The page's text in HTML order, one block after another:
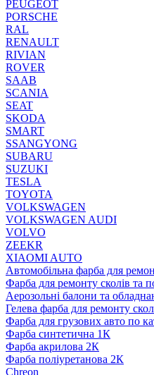
PEUGEOT
PORSCHE
RAL
RENAULT
RIVIAN
ROVER
SAAB
SCANIA
SEAT
SKODA
SMART
SSANGYONG
SUBARU
SUZUKI
TESLA
TOYOTA
VOLKSWAGEN
VOLKSWAGEN AUDI
VOLVO
ZEEKR
XIAOMI AUTO
Автомобільна фарба для
Фарба для ремонту сколів та
Аерозольні балони та
Гелева фарба для ремонту
Фарба для грузових авто по
Фарба синтетична 1К
Фарба акрилова 2К
Фарба поліуретанова 2К
Chreon